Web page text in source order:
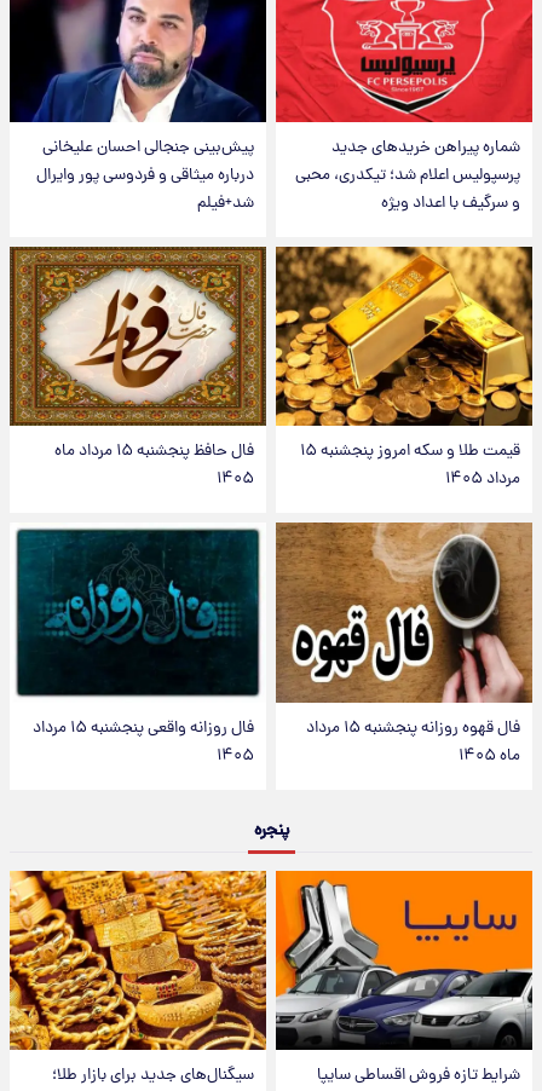
شماره پیراهن خریدهای جدید
پرسپولیس اعلام شد؛ تیکدری، محبی
و سرگیف با اعداد ویژه
پیش‌بینی جنجالی احسان علیخانی
درباره میثاقی و فردوسی پور وایرال
شد+فیلم
قیمت طلا و سکه امروز پنجشنبه ۱۵
مرداد ۱۴۰۵
فال حافظ پنجشنبه ۱۵ مرداد ماه
۱۴۰۵
فال قهوه روزانه پنجشنبه ۱۵ مرداد
ماه ۱۴۰۵
فال روزانه واقعی پنجشنبه ۱۵ مرداد
۱۴۰۵
پنجره
شرایط تازه فروش اقساطی سایپا
سیگنال‌های جدید برای بازار طلا؛